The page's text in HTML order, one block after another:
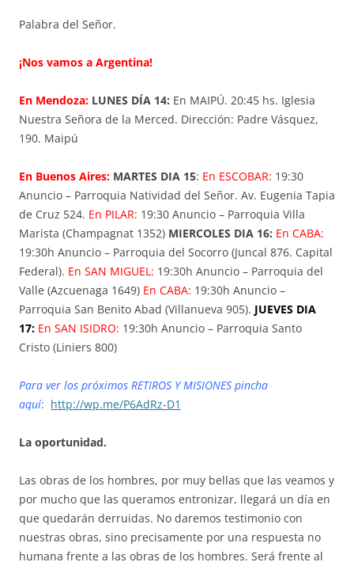
Palabra del Señor.
¡Nos vamos a Argentina!
En Mendoza: LUNES DÍA 14: En MAIPÚ. 20:45 hs. Iglesia
Nuestra Señora de la Merced. Dirección: Padre Vásquez,
190. Maipú
En Buenos Aires: MARTES DIA 15: En ESCOBAR: 19:30
Anuncio – Parroquia Natividad del Señor. Av. Eugenia Tapia
de Cruz 524. En PILAR: 19:30 Anuncio – Parroquia Villa
Marista (Champagnat 1352) MIERCOLES DIA 16: En CABA:
19:30h Anuncio – Parroquia del Socorro (Juncal 876. Capital
Federal). En SAN MIGUEL: 19:30h Anuncio – Parroquia del
Valle (Azcuenaga 1649) En CABA: 19:30h Anuncio –
Parroquia San Benito Abad (Villanueva 905). JUEVES DIA
17: En SAN ISIDRO: 19:30h Anuncio – Parroquia Santo
Cristo (Liniers 800)
Para ver los próximos RETIROS Y MISIONES pincha
aquí: http://wp.me/P6AdRz-D1
La oportunidad.
Las obras de los hombres, por muy bellas que las veamos y
por mucho que las queramos entronizar, llegará un día en
que quedarán derruidas. No daremos testimonio con
nuestras obras, sino precisamente por una respuesta no
humana frente a las obras de los hombres. Será frente al